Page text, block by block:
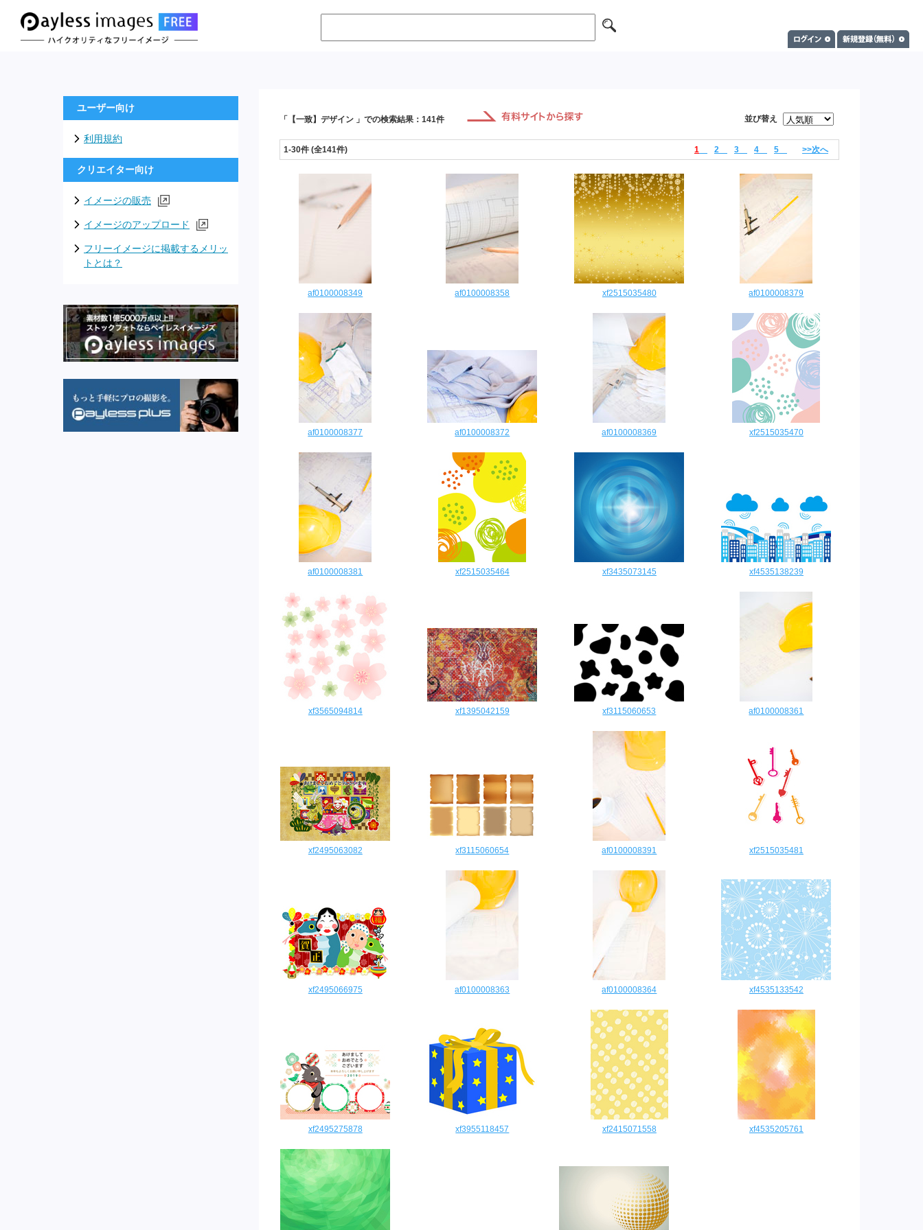
「【一致】デザイン 」での検索結果：141件 並び替え
1-30件 (全141件) 1 2 3 4 5 >>次へ
af0100008349 af0100008358 xf2515035480 af0100008379
af0100008377 af0100008372 af0100008369 xf2515035470
af0100008381 xf2515035464 xf3435073145 xf4535138239
xf3565094814 xf1395042159 xf3115060653 af0100008361
xf2495063082 xf3115060654 af0100008391 xf2515035481
xf2495066975 af0100008363 af0100008364 xf4535133542
xf2495275878 xf3955118457 xf2415071558 xf4535205761
ユーザー向け
利用規約
クリエイター向け
イメージの販売
イメージのアップロード
フリーイメージに掲載するメリッ
トとは？